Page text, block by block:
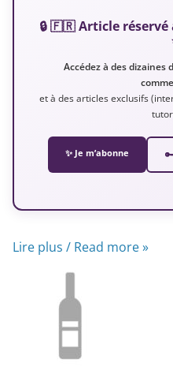
🔒 🇫🇷 Article
Accédez à des dizaines
et à des articles exclusifs
✨ Je m’abonne
Lire plus / Read more »